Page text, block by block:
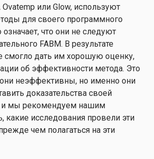
Ovatemp или Glow, используют
для своего программного
означает, что они не следуют
FABM. В результате
смогло дать им хорошую оценку,
об эффективности метода. Это
они неэффективны, но именно они
доказательства своей
и мы рекомендуем нашим
какие исследования провели эти
чем полагаться на эти